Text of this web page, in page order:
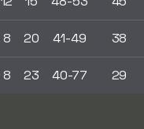
8 20 41-49 38
8 23 40-77 29